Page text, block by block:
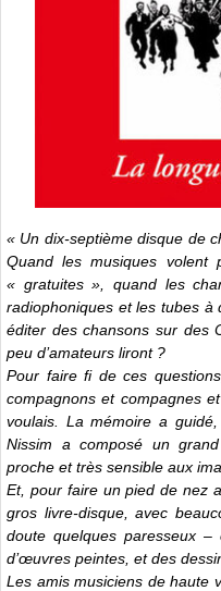
« Un dix-septième disque de
Quand les musiques
« gratuites », quand les
radiophoniques et les tubes
éditer des chansons sur des
peu d’amateurs liront ?
Pour faire fi de ces
compagnons et compagnes
voulais. La mémoire a
Nissim a composé un
proche et très sensible aux
Et, pour faire un pied de nez
gros livre-disque, avec
doute quelques paresseux
d’œuvres peintes, et des
Les amis musiciens de